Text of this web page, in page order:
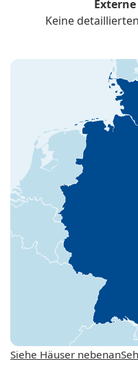
Keine
Siehe Häuser nebenan